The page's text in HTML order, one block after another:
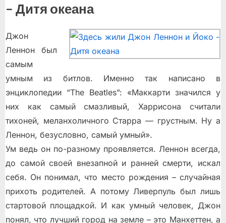
– Дитя океана
Джон
Леннон был
самым
умным из битлов. Именно так написано в
энциклопедии “The Beatles”: «Маккарти значился у
них как самый смазливый, Харрисона считали
тихоней, меланхоличного Старра — грустным. Ну а
Леннон, безусловно, самый умный».
Ум ведь он по-разному проявляется. Леннон всегда,
до самой своей внезапной и ранней смерти, искал
себя. Он понимал, что место рождения – случайная
прихоть родителей. А потому Ливерпуль был лишь
стартовой площадкой. И как умный человек, Джон
понял, что лучший город на земле – это Манхеттен, а